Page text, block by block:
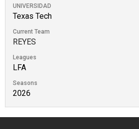
UNIVERSIDAD
Texas Tech
Current Team
REYES
Leagues
LFA
Seasons
2026